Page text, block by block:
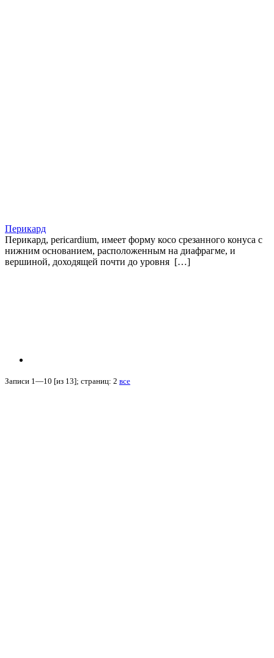
Перикард
Перикард, pericardium, имеет форму косо срезанного конуса с
нижним основанием, расположенным на диафрагме, и
вершиной, доходящей почти до уровня […]
Записи 1—10 [из 13]; страниц: 2 все